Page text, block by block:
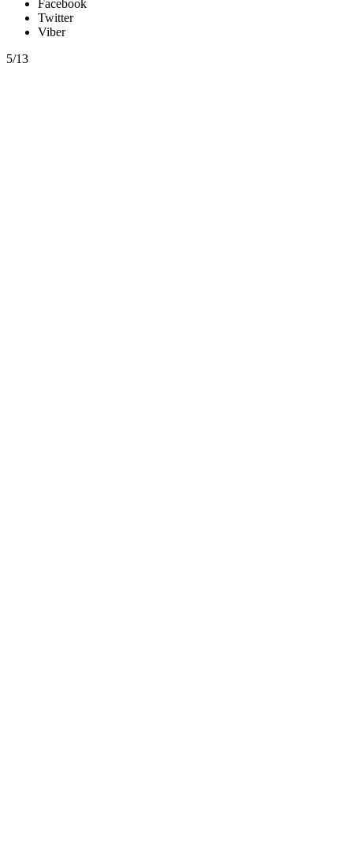
Facebook
Twitter
Viber
5/13